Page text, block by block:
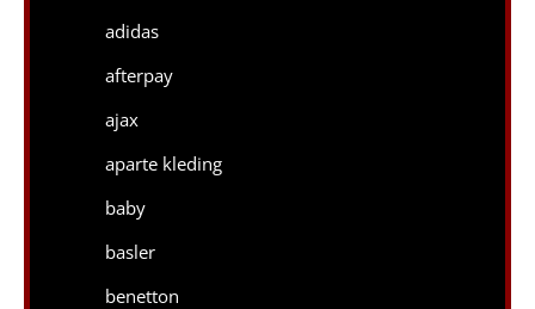
adidas
afterpay
ajax
aparte kleding
baby
basler
benetton